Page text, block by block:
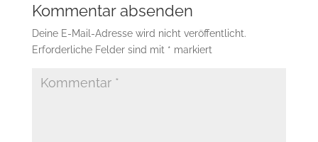
Kommentar absenden
Deine E-Mail-Adresse wird nicht veröffentlicht.
Erforderliche Felder sind mit * markiert